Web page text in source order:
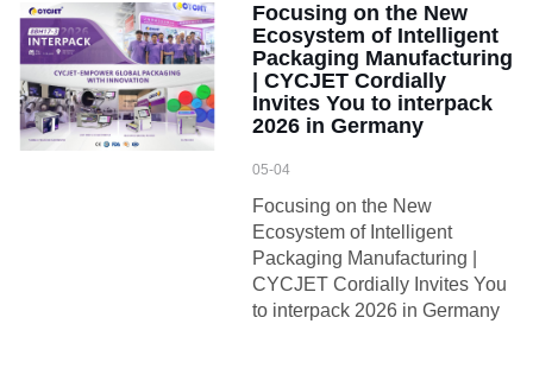
Focusing on the New
Ecosystem of Intelligent
Packaging Manufacturing
| CYCJET Cordially
Invites You to interpack
2026 in Germany
05-04
Focusing on the New
Ecosystem of Intelligent
Packaging Manufacturing |
CYCJET Cordially Invites You
to interpack 2026 in Germany